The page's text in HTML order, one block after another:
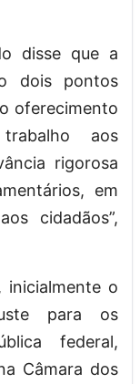
disse que a
dois pontos
oferecimento
aos
rigorosa
em
cidadãos”,
inicialmente o
para os
federal,
Câmara dos